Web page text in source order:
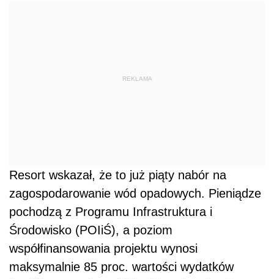
REKLAMA
Resort wskazał, że to już piąty nabór na
zagospodarowanie wód opadowych. Pieniądze
pochodzą z Programu Infrastruktura i
Środowisko (POIiŚ), a poziom
współfinansowania projektu wynosi
maksymalnie 85 proc. wartości wydatków